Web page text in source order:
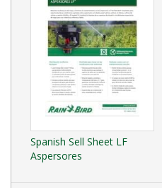
Spanish Sell Sheet LF
Aspersores